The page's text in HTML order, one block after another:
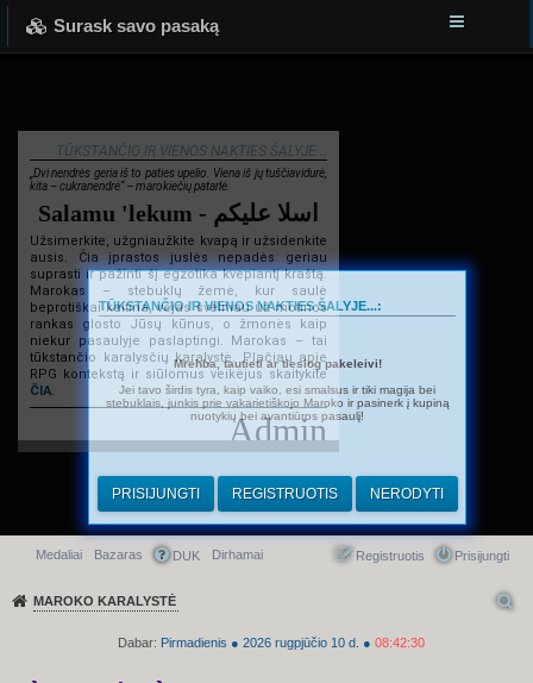
Surask savo pasaką
TŪKSTANČIO IR VIENOS NAKTIES ŠALYJE...
„Dvi nendrės geria iš to paties upelio. Viena iš jų tuščiavidurė,
kita – cukranendrė“ – marokiečių patarlė.
Salamu 'lekum - اسلا عليكم
Užsimerkite, užgniaužkite kvapą ir užsidenkite
ausis. Čia įprastos juslės nepadės geriau
suprasti ir pažinti šį egzotika kvepiantį kraštą.
Marokas – stebuklų žemė, kur saulė
beprotiškai kaitina, vėjas švelniau už motinos
rankas glosto Jūsų kūnus, o žmonės kaip
niekur pasaulyje paslaptingi. Marokas – tai
tūkstančio karalysčių karalystė. Plačiau apie
RPG kontekstą ir siūlomus veikėjus skaitykite
ČIA.
Admin
Greitasis meniu
Medaliai Bazaras DUK Dirhamai Prisijungti
Registruotis
MAROKO KARALYSTĖ
Dabar: Pirmadienis ● 2026 rugpjūčio 10 d. ● 08:42:31
TŪKSTANČIO IR VIENOS NAKTIES ŠALYJE...:
Mrehba, tautieti ar tiesiog pakeleivi!
Jei tavo širdis tyra, kaip vaiko, esi smalsus ir tiki magija bei
stebuklais, junkis prie vakarietiškojo Maroko ir pasinerk į kupiną
nuotykių bei avantiūros pasaulį!
PRISIJUNGTI REGISTRUOTIS NERODYTI